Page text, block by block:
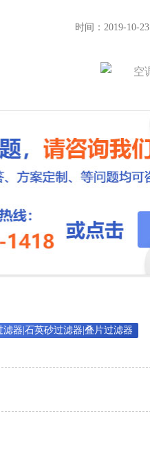
时间：2019-10-23
器|石英砂过滤器|叠片过滤器